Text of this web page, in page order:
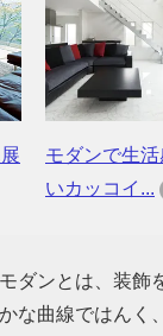
モダンで生
いカッコイ...
ダンとは、装飾
な曲線ではんく